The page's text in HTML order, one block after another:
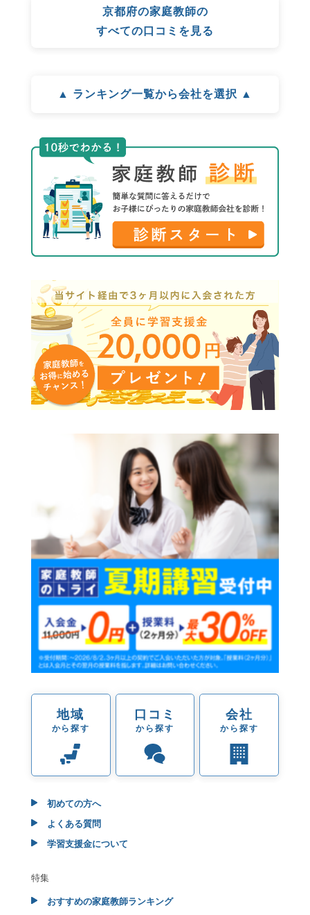
京都府の家庭教師の
すべての口コミを見る
▲ ランキング一覧から会社を選択 ▲
地域
から探す
口コミ
から探す
会社
から探す
初めての方へ
よくある質問
学習支援金について
特集
おすすめの家庭教師ランキング